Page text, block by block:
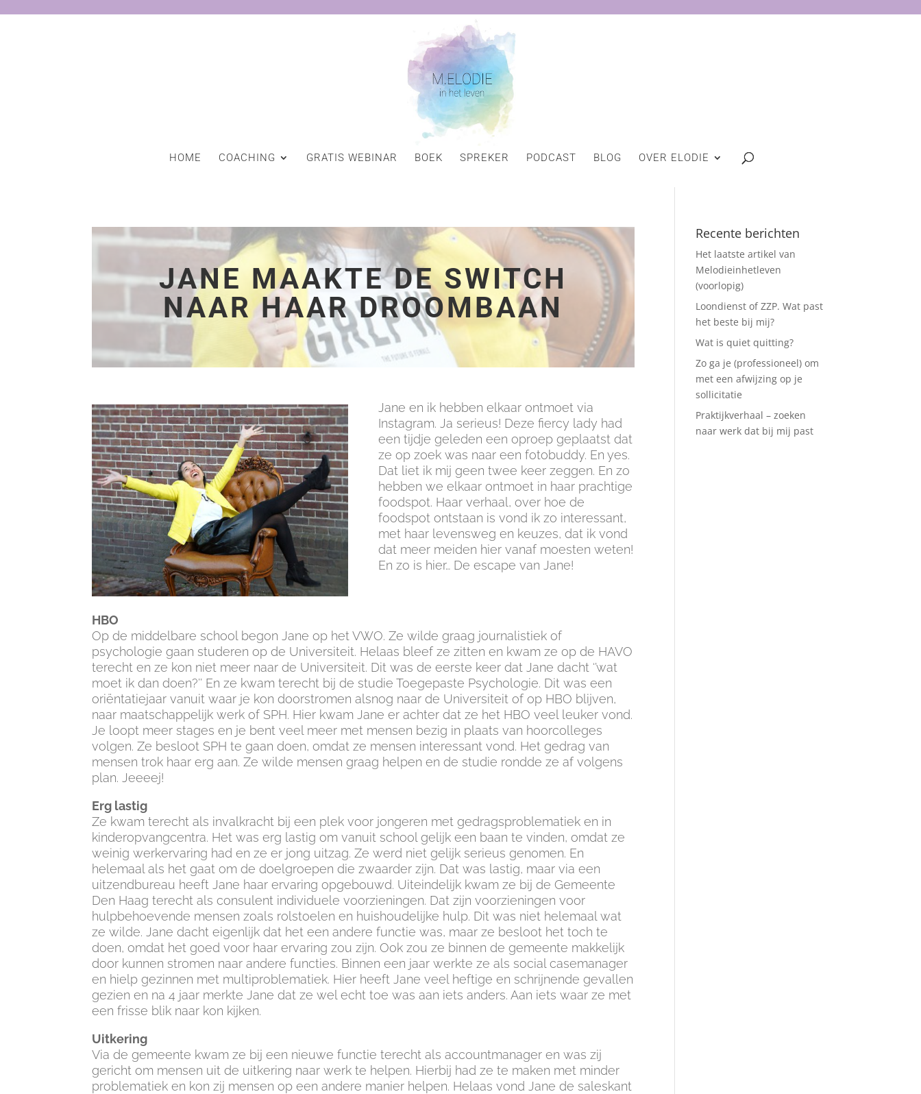
HOME COACHING GRATIS WEBINAR BOEK SPREKER PODCAST BLOG OVER ELODIE
JANE MAAKTE DE SWITCH
NAAR HAAR DROOMBAAN
Jane en ik hebben elkaar ontmoet via
Instagram. Ja serieus! Deze fiercy lady had
een tijdje geleden een oproep geplaatst dat
ze op zoek was naar een fotobuddy. En yes.
Dat liet ik mij geen twee keer zeggen. En zo
hebben we elkaar ontmoet in haar prachtige
foodspot. Haar verhaal, over hoe de
foodspot ontstaan is vond ik zo interessant,
met haar levensweg en keuzes, dat ik vond
dat meer meiden hier vanaf moesten weten!
En zo is hier… De escape van Jane!
HBO
Op de middelbare school begon Jane op het VWO. Ze wilde graag journalistiek of
psychologie gaan studeren op de Universiteit. Helaas bleef ze zitten en kwam ze op de HAVO
terecht en ze kon niet meer naar de Universiteit. Dit was de eerste keer dat Jane dacht ‘’wat
moet ik dan doen?’’ En ze kwam terecht bij de studie Toegepaste Psychologie. Dit was een
oriëntatiejaar vanuit waar je kon doorstromen alsnog naar de Universiteit of op HBO blijven,
naar maatschappelijk werk of SPH. Hier kwam Jane er achter dat ze het HBO veel leuker vond.
Je loopt meer stages en je bent veel meer met mensen bezig in plaats van hoorcolleges
volgen. Ze besloot SPH te gaan doen, omdat ze mensen interessant vond. Het gedrag van
mensen trok haar erg aan. Ze wilde mensen graag helpen en de studie rondde ze af volgens
plan. Jeeeej!
Erg lastig
Ze kwam terecht als invalkracht bij een plek voor jongeren met gedragsproblematiek en in
kinderopvangcentra. Het was erg lastig om vanuit school gelijk een baan te vinden, omdat ze
weinig werkervaring had en ze er jong uitzag. Ze werd niet gelijk serieus genomen. En
helemaal als het gaat om de doelgroepen die zwaarder zijn. Dat was lastig, maar via een
uitzendbureau heeft Jane haar ervaring opgebouwd. Uiteindelijk kwam ze bij de Gemeente
Den Haag terecht als consulent individuele voorzieningen. Dat zijn voorzieningen voor
hulpbehoevende mensen zoals rolstoelen en huishoudelijke hulp. Dit was niet helemaal wat
ze wilde. Jane dacht eigenlijk dat het een andere functie was, maar ze besloot het toch te
doen, omdat het goed voor haar ervaring zou zijn. Ook zou ze binnen de gemeente makkelijk
door kunnen stromen naar andere functies. Binnen een jaar werkte ze als social casemanager
en hielp gezinnen met multiproblematiek. Hier heeft Jane veel heftige en schrijnende gevallen
gezien en na 4 jaar merkte Jane dat ze wel echt toe was aan iets anders. Aan iets waar ze met
een frisse blik naar kon kijken.
Uitkering
Via de gemeente kwam ze bij een nieuwe functie terecht als accountmanager en was zij
gericht om mensen uit de uitkering naar werk te helpen. Hierbij had ze te maken met minder
problematiek en kon zij mensen op een andere manier helpen. Helaas vond Jane de saleskant
Recente berichten
Het laatste artikel van
Melodieinhetleven
(voorlopig)
Loondienst of ZZP. Wat past
het beste bij mij?
Wat is quiet quitting?
Zo ga je (professioneel) om
met een afwijzing op je
sollicitatie
Praktijkverhaal – zoeken
naar werk dat bij mij past